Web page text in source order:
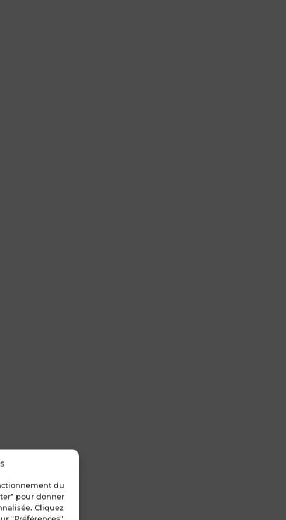
du
pour donner
Cliquez